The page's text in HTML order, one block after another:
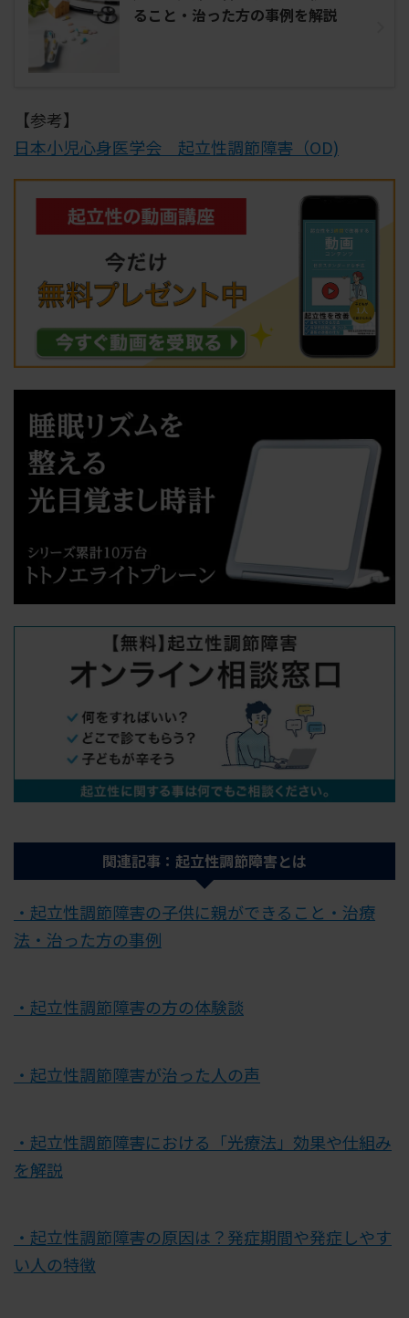
ること・治った方の事例を解説
【参考】
日本小児心身医学会 起立性調節障害（OD)
関連記事：起立性調節障害とは
・起立性調節障害の子供に親ができること・治療
法・治った方の事例
・起立性調節障害の方の体験談
・起立性調節障害が治った人の声
・起立性調節障害における「光療法」効果や仕組み
を解説
・起立性調節障害の原因は？発症期間や発症しやす
い人の特徴